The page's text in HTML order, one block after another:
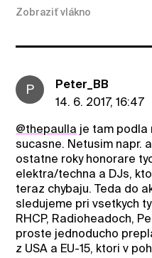
Zobraziť vlákno
P
Peter_BB
14. 6. 2017, 16:47
@thepaulla je tam podla
sucasne. Netusim napr.
ostatne roky honorare
elektra/techna a DJs,
teraz chybaju. Teda do
sledujeme pri vsetkych
RHCP, Radioheadoch,
proste jednoducho
z USA a EU-15, ktori v